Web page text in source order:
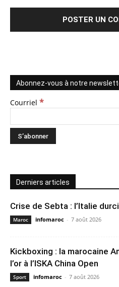
Abonnez-vous à notre
Courriel *
Derniers articles
Crise de Sebta : l’Italie
Maroc infomaroc - 7 août 2026
Kickboxing : la marocaine
l’or à l’ISKA China Open
Sport infomaroc - 7 août 2026